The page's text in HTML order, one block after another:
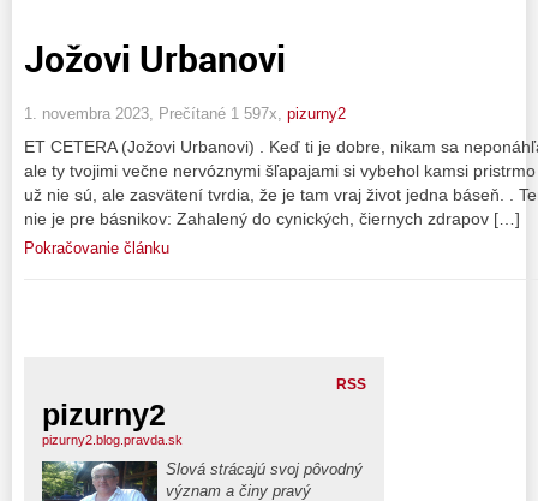
Jožovi Urbanovi
1. novembra 2023, Prečítané 1 597x, pizurny2
ET CETERA (Jožovi Urbanovi) . Keď ti je dobre, nikam sa
ale ty tvojimi večne nervóznymi šľapajami si vybehol kamsi
už nie sú, ale zasvätení tvrdia, že je tam vraj život jedna báseň. .
nie je pre básnikov: Zahalený do cynických, čiernych zdrapov […]
Pokračovanie článku
RSS
pizurny2
pizurny2.blog.pravda.sk
Slová strácajú svoj pôvodný
význam a činy pravý